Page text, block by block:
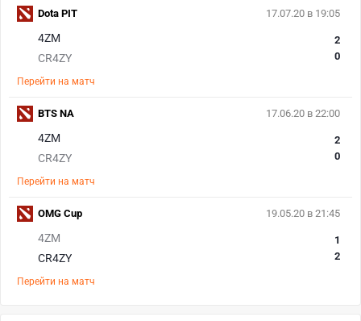
17.07.20 в 19:05
4ZM
CR4ZY
2
0
Перейти на матч
Dota PIT
17.06.20 в 22:00
4ZM
CR4ZY
2
0
Перейти на матч
BTS NA
19.05.20 в 21:45
4ZM
CR4ZY
1
2
Перейти на матч
OMG Cup